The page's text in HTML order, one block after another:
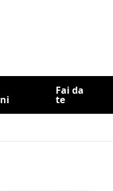
Fai da
te